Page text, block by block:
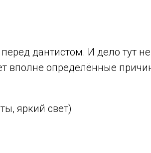
дантистом. И дело тут
вполне определённые
яркий свет)